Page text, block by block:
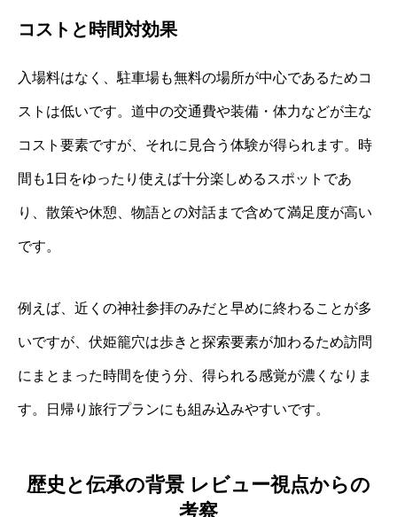
コストと時間対効果
入場料はなく、駐車場も無料の場所が中心であるためコ
ストは低いです。道中の交通費や装備・体力などが主な
コスト要素ですが、それに見合う体験が得られます。時
間も1日をゆったり使えば十分楽しめるスポットであ
り、散策や休憩、物語との対話まで含めて満足度が高い
です。
例えば、近くの神社参拝のみだと早めに終わることが多
いですが、伏姫籠穴は歩きと探索要素が加わるため訪問
にまとまった時間を使う分、得られる感覚が濃くなりま
す。日帰り旅行プランにも組み込みやすいです。
歴史と伝承の背景 レビュー視点からの
考察